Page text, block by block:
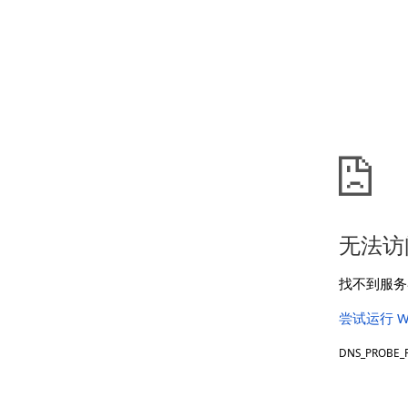
无法
找不到服
尝试运行